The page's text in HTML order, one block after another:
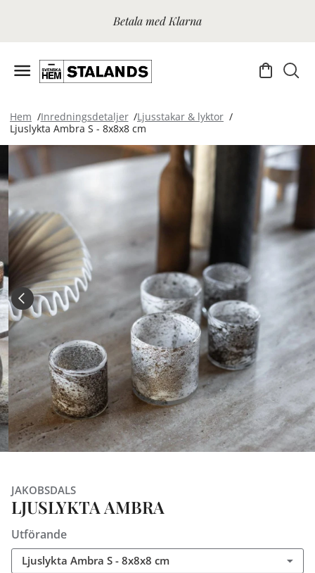
Betala med Klarna
Hem Inredningsdetaljer
Ljusstakar & lyktor
Ljuslykta Ambra S - 8x8x8 cm
JAKOBSDALS
LJUSLYKTA AMBRA
Utförande
Ljuslykta Ambra S - 8x8x8 cm